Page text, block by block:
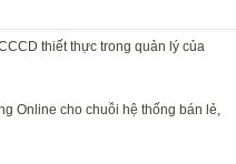
thiết thực trong quản lý của
Online cho chuỗi hệ thống bán lẻ,